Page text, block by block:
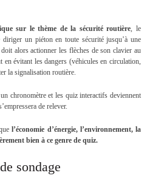
sur le thème de la sécurité routière , le
un piéton en toute sécurité jusqu’à une
alors actionner les flèches de son clavier au
évitant les dangers (véhicules en circulation,
la signalisation routière.
chronomètre et les quiz interactifs deviennent
de relever.
l’économie d’énergie, l’environnement, la
bien à ce genre de quiz.
sondage